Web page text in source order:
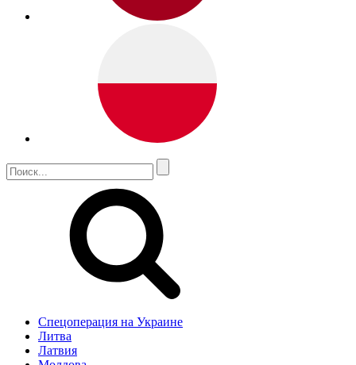
Спецоперация на Украине
Литва
Латвия